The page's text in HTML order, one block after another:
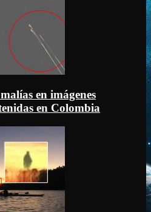
en imágenes
en Colombia